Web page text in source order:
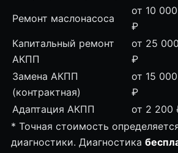
Ремонт маслонасоса
от 10 000
₽
Капитальный ремонт
АКПП
от 25 000
₽
Замена АКПП
(контрактная)
от 15 000
₽
Адаптация АКПП от 2 200
* Точная стоимость
диагностики. Диагностика